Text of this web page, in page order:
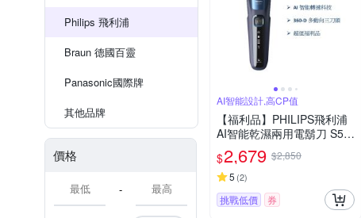
Philips 飛利浦
Braun 德國百靈
Panasonic國際牌
其他品牌
價格
-
AI智能設計,高CP值
【福利品】PHILIPS飛利浦
AI智能乾濕兩用電鬍刀 S55
85/20 (一年保固)
$2,679 $2,850
5 (2)
挑戰低價 券